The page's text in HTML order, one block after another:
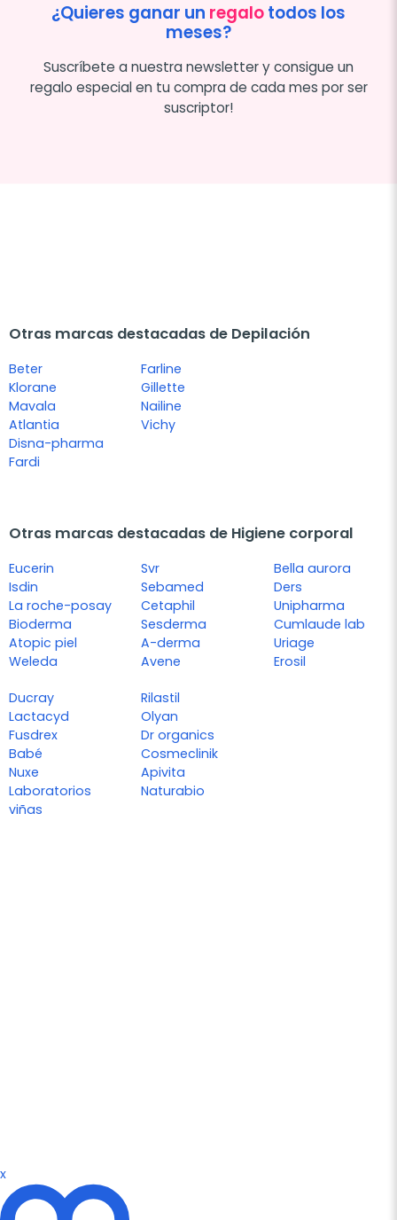
¿Quieres ganar un regalotodos los
meses?
Suscríbete a nuestra newsletter y consigue un
regalo especial en tu compra de cada mes por ser
suscriptor!
Otras marcas destacadas de Depilación
Beter
Klorane
Mavala
Atlantia
Disna-pharma
Fardi
Farline
Gillette
Nailine
Vichy
Otras marcas destacadas de Higiene corporal
Eucerin
Isdin
La roche-posay
Bioderma
Atopic piel
Weleda
Svr
Sebamed
Cetaphil
Sesderma
A-derma
Avene
Bella aurora
Ders
Unipharma
Cumlaude lab
Uriage
Erosil
Ducray
Lactacyd
Fusdrex
Babé
Nuxe
Laboratorios
viñas
Rilastil
Olyan
Dr organics
Cosmeclinik
Apivita
Naturabio
x